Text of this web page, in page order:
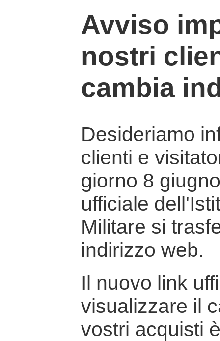
Avviso
nostri
cambia
Desideriamo
clienti e
giorno 8
ufficiale
Militare si
indirizzo web.
Il nuovo link
visualizzare il
vostri acquisti